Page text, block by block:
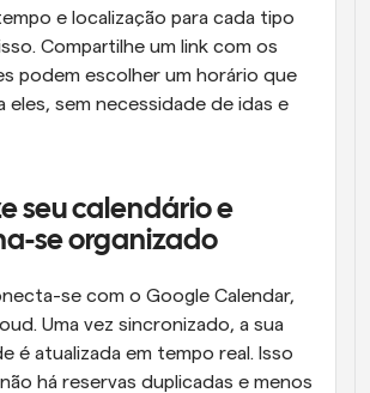
e localização para cada tipo
Compartilhe um link com os
podem escolher um horário que
eles, sem necessidade de idas e
seu calendário e
se organizado
se com o Google Calendar,
Uma vez sincronizado, a sua
é atualizada em tempo real. Isso
há reservas duplicadas e menos